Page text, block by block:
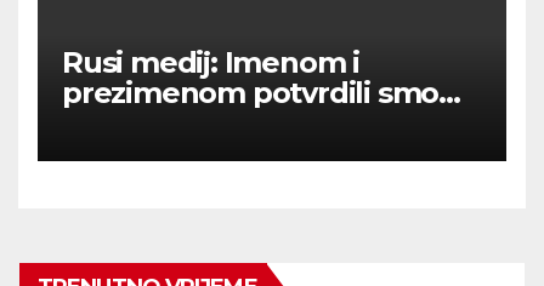
Rusi medij: Imenom i
prezimenom potvrdili smo
Ukraini.